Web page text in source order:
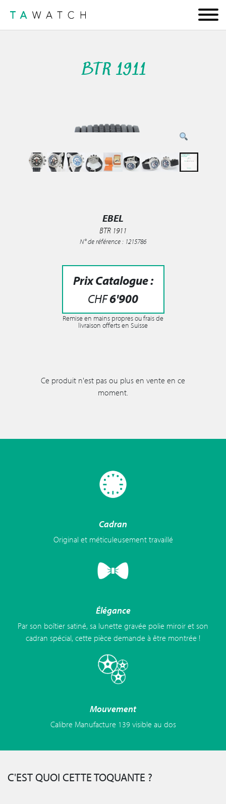
BTR 1911
EBEL
BTR 1911
N° de référence : 1215786
Prix Catalogue :
CHF6'900
Remise en mains propres ou frais de
livraison offerts en Suisse
Ce produit n'est pas ou plus en vente en ce
moment.
Cadran
Original et méticuleusement travaillé
Élégance
Par son boîtier satiné, sa lunette gravée polie miroir et son
cadran spécial, cette pièce demande à être montrée !
Mouvement
Calibre Manufacture 139 visible au dos
C'EST QUOI CETTE TOQUANTE ?